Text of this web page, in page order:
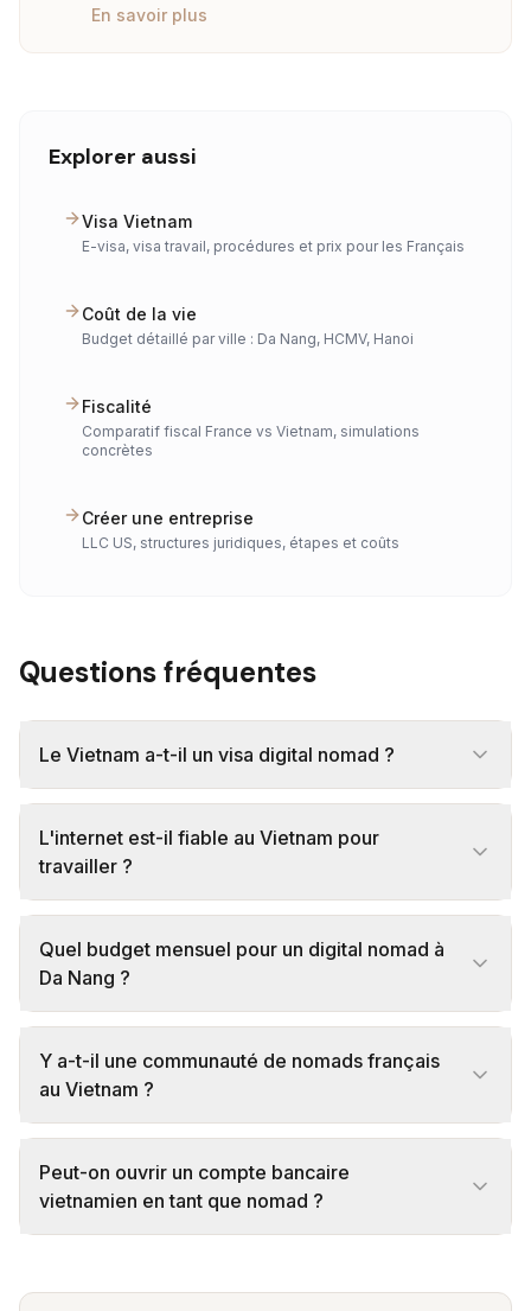
En savoir plus
Explorer aussi
Visa Vietnam
E-visa, visa travail, procédures et prix pour les Français
Coût de la vie
Budget détaillé par ville : Da Nang, HCMV, Hanoi
Fiscalité
Comparatif fiscal France vs Vietnam, simulations
concrètes
Créer une entreprise
LLC US, structures juridiques, étapes et coûts
Questions fréquentes
Le Vietnam a-t-il un visa digital nomad ?
L'internet est-il fiable au Vietnam pour
travailler ?
Quel budget mensuel pour un digital nomad à
Da Nang ?
Y a-t-il une communauté de nomads français
au Vietnam ?
Peut-on ouvrir un compte bancaire
vietnamien en tant que nomad ?